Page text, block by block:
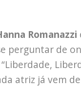
Romanazzi
perguntar de
atriz já vem